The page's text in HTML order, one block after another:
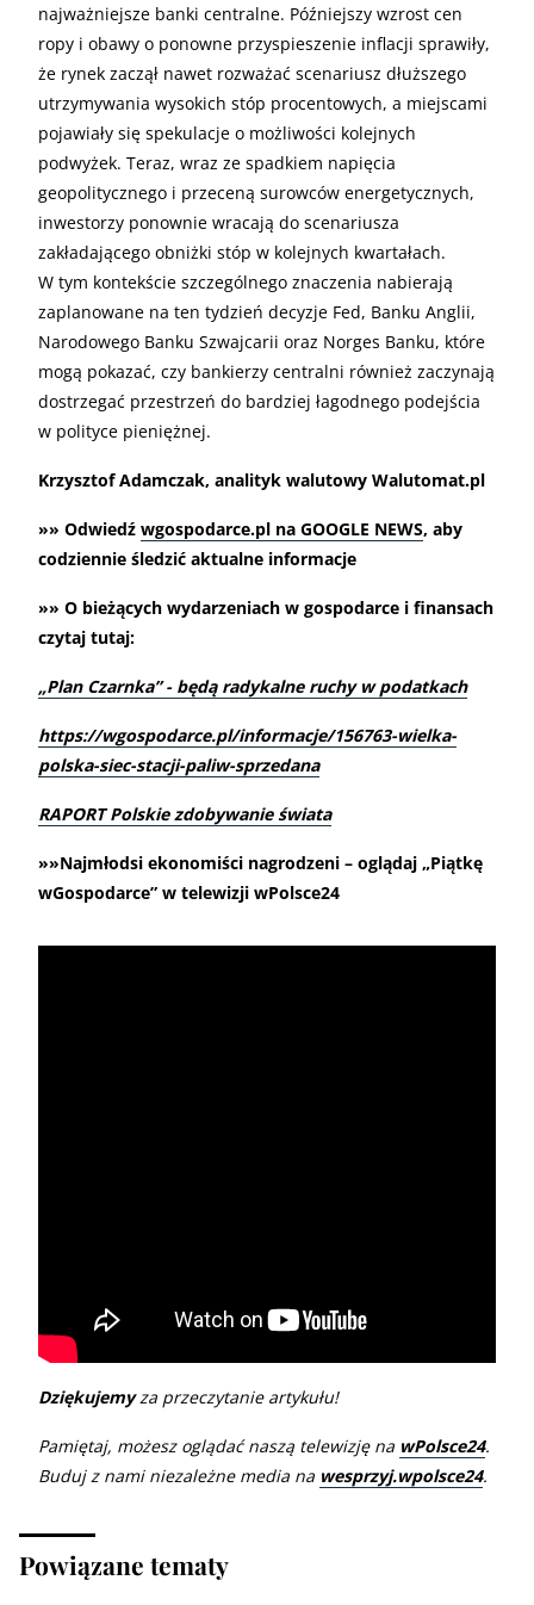
najważniejsze banki centralne. Późniejszy wzrost cen
ropy i obawy o ponowne przyspieszenie inflacji sprawiły,
że rynek zaczął nawet rozważać scenariusz dłuższego
utrzymywania wysokich stóp procentowych, a miejscami
pojawiały się spekulacje o możliwości kolejnych
podwyżek. Teraz, wraz ze spadkiem napięcia
geopolitycznego i przeceną surowców energetycznych,
inwestorzy ponownie wracają do scenariusza
zakładającego obniżki stóp w kolejnych kwartałach.
W tym kontekście szczególnego znaczenia nabierają
zaplanowane na ten tydzień decyzje Fed, Banku Anglii,
Narodowego Banku Szwajcarii oraz Norges Banku, które
mogą pokazać, czy bankierzy centralni również zaczynają
dostrzegać przestrzeń do bardziej łagodnego podejścia
w polityce pieniężnej.
Krzysztof Adamczak, analityk walutowy Walutomat.pl
»» Odwiedź wgospodarce.pl na GOOGLE NEWS, aby
codziennie śledzić aktualne informacje
»» O bieżących wydarzeniach w gospodarce i finansach
czytaj tutaj:
„Plan Czarnka” - będą radykalne ruchy w podatkach
https://wgospodarce.pl/informacje/156763-wielka-
polska-siec-stacji-paliw-sprzedana
RAPORT Polskie zdobywanie świata
»»Najmłodsi ekonomiści nagrodzeni – oglądaj „Piątkę
wGospodarce” w telewizji wPolsce24
Dziękujemyza przeczytanie artykułu!
Pamiętaj, możesz oglądać naszą telewizję na wPolsce24.
Buduj z nami niezależne media na wesprzyj.wpolsce24.
Powiązane tematy